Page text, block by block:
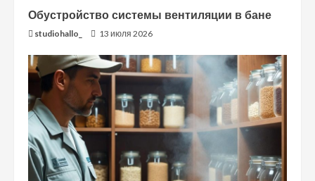
Обустройство системы вентиляции в бане
studiohallo_ 13 июля 2026